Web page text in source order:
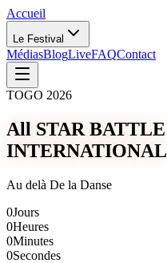
Accueil
Le Festival
MédiasBlogLiveFAQContact
TOGO 2026
All STAR BATTLE
INTERNATIONAL
Au delà De la Danse
0Jours
0Heures
0Minutes
0Secondes